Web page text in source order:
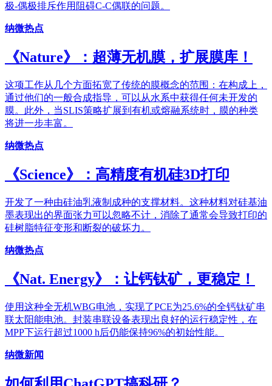
极-偶极排斥作用阻碍C-C偶联的问题。
纳微热点
《Nature》：超薄无机膜，扩展膜库！
这项工作从几个方面拓宽了传统的膜概念的范围：在构成上，
通过他们的一般合成指导，可以从水系中获得任何未开发的
膜。此外，当SLIS策略扩展到有机或熔融系统时，膜的种类
将进一步丰富。
纳微热点
《Science》：高精度有机硅3D打印
开发了一种由硅油乳液制成种的支撑材料。这种材料对硅基油
墨表现出的界面张力可以忽略不计，消除了通常会导致打印的
硅树脂特征变形和断裂的破坏力。
纳微热点
《Nat. Energy》：让钙钛矿，更稳定！
使用这种全无机WBG电池，实现了PCE为25.6%的全钙钛矿串
联太阳能电池。封装串联设备表现出良好的运行稳定性，在
MPP下运行超过1000 h后仍能保持96%的初始性能。
纳微新闻